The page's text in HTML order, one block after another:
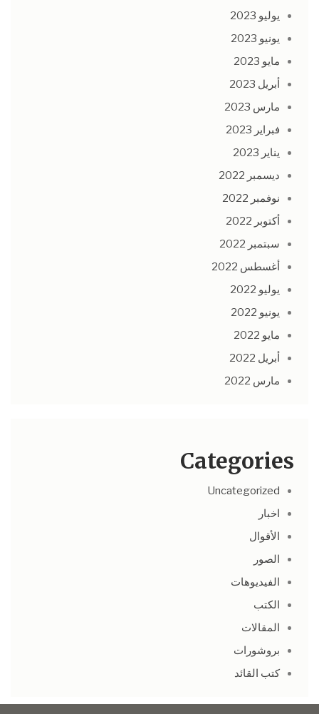
يوليو 2023
يونيو 2023
مايو 2023
أبريل 2023
مارس 2023
فبراير 2023
يناير 2023
ديسمبر 2022
نوفمبر 2022
أكتوبر 2022
سبتمبر 2022
أغسطس 2022
يوليو 2022
يونيو 2022
مايو 2022
أبريل 2022
مارس 2022
Categories
Uncategorized
اخبار
الأقوال
الصور
الفيديوهات
الكتب
المقالات
بروشورات
كتب القائد